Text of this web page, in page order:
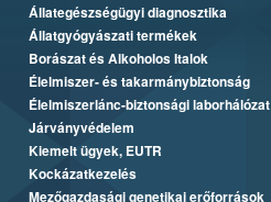
Állategészségügyi diagnosztika
Állatgyógyászati termékek
Borászat és Alkoholos Italok
Élelmiszer- és takarmánybiztonság
Élelmiszerlánc-biztonsági laborhálózat
Járványvédelem
Kiemelt ügyek, EUTR
Kockázatkezelés
Mezőgazdasági genetikai erőforrások